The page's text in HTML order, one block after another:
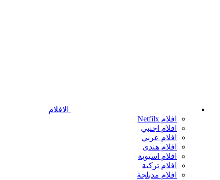
الافلام
افلام Netfilx
افلام اجنبي
افلام عربي
افلام هندى
افلام اسيوية
افلام تركية
افلام مدبلجة